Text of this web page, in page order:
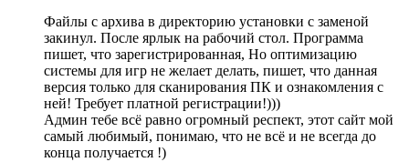
Файлы с архива в директорию установки с заменой
закинул. После ярлык на рабочий стол. Программа
пишет, что зарегистрированная, Но оптимизацию
системы для игр не желает делать, пишет, что данная
версия только для сканирования ПК и ознакомления с
ней! Требует платной регистрации!)))
Админ тебе всё равно огромный респект, этот сайт мой
самый любимый, понимаю, что не всё и не всегда до
конца получается !)